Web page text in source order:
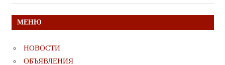
записям
МЕНЮ
НОВОСТИ
ОБЪЯВЛЕНИЯ